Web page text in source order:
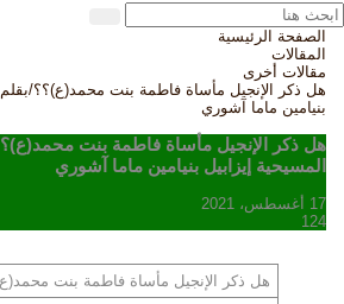
الصفحة الرئيسية
المقالات
مقالات أخرى
هل ذكر الإنجيل مأساة فاطمة بنت محمد(ع)؟؟/بقلم:
بنيامين ماما آشوري
هل ذكر الإنجيل مأساة فاطمة بنت
المسيحية إيزابيل بنيامين ماما آشوري
17 أغسطس، 2021
124
هل ذكر الإنجيل مأساة فاطمة بنت